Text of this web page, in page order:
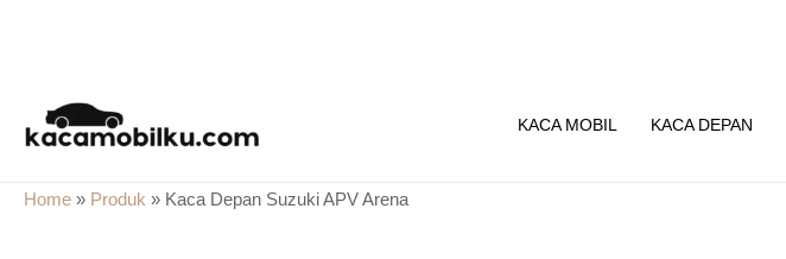
content
KACA MOBIL KACA DEPAN
Home » Produk » Kaca Depan Suzuki APV Arena